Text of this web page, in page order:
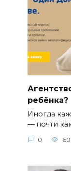
ребёнка?
Иногда
— почти
0